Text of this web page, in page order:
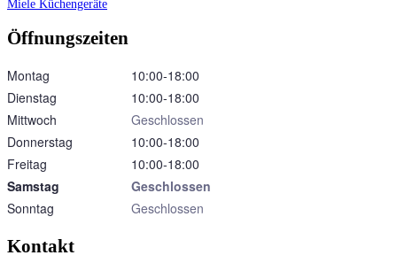
Miele Küchengeräte
Öffnungszeiten
Montag
10:00‑18:00
Dienstag
10:00‑18:00
Mittwoch
Geschlossen
Donnerstag
10:00‑18:00
Freitag
10:00‑18:00
Samstag
Geschlossen
Sonntag
Geschlossen
Kontakt